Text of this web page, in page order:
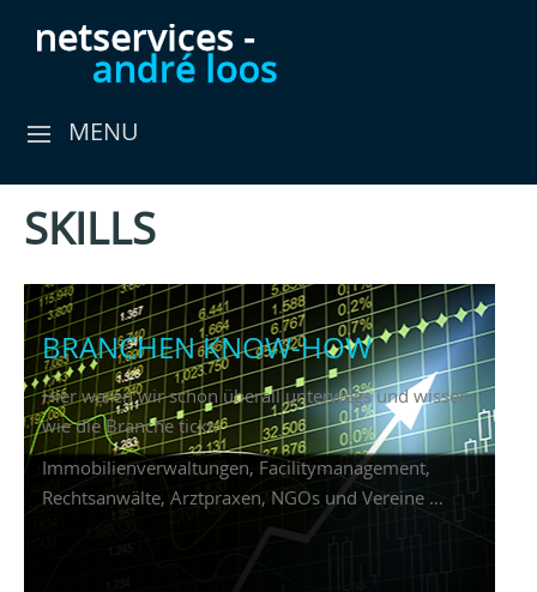
MENU
SKILLS
BRANCHEN KNOW-HOW
Hier waren wir schon überall unterwegs und wissen,
wie die Branche tickt:
Immobilienverwaltungen, Facilitymanagement,
Rechtsanwälte, Arztpraxen, NGOs und Vereine …